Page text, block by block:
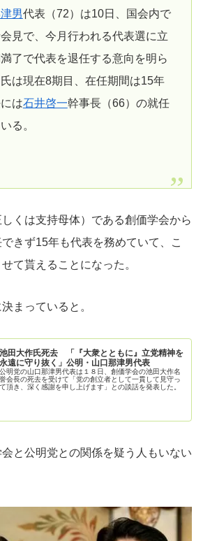
男代表（72）は10日、国会内で
見で、今月行われる代表選に立
了で代表を退任する意向を明ら
は現在8期目、在任期間は15年
は石井啓一幹事長（66）の就任
る。
くは支持母体）である創価学会から
きず15年も代表を務めていて、こ
て貰えることになった。
まっていると。
池田大作氏死去 「『大衆とともに』立党精神を
永遠に守り抜く」公明・山口那津男代表
公明党の山口那津男代表は１８日、創価学会の池田大作名
誉会長の死去を受けて「党の創立者として一貫して見守っ
て頂き、深く感謝を申し上げます」との談話を発表した。
と公明党との関係を疑う人もいない